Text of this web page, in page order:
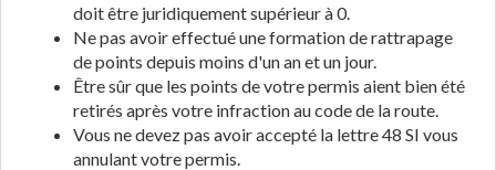
doit être juridiquement supérieur à 0.
Ne pas avoir effectué une formation de rattrapage
de points depuis moins d'un an et un jour.
Être sûr que les points de votre permis aient bien été
retirés après votre infraction au code de la route.
Vous ne devez pas avoir accepté la lettre 48 SI vous
annulant votre permis.